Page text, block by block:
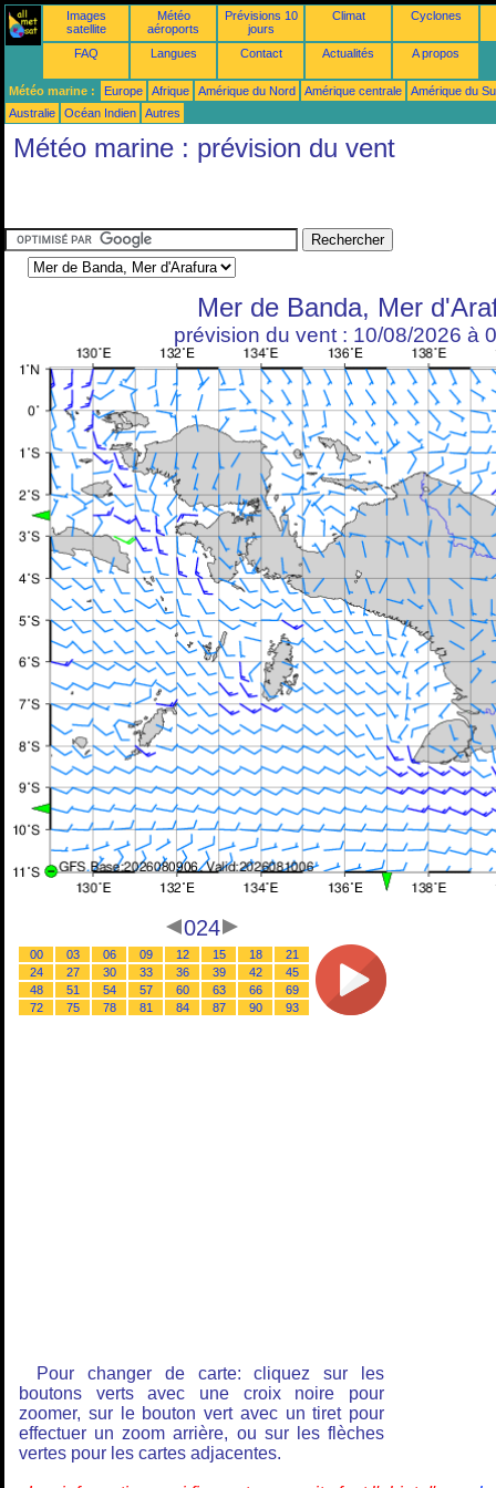
Images
satellite
Météo
aéroports
Prévisions 10
jours
Climat Cyclones
FAQ Langues Contact Actualités A propos
Météo marine : Europe Afrique Amérique du Nord Amérique centrale
Amérique du
Australie
Océan Indien Autres
Météo marine : prévision du vent
Mer de Banda, Mer
prévision du vent : 10/08/2026 à
024
00 03 06 09 12 15 18
21
24
27 30 33 36 39 42
45
48
51 54 57 60 63 66
69
72
75 78 81 84 87 90 93
Pour changer de carte: cliquez sur les
boutons verts avec une croix noire pour
zoomer, sur le bouton vert avec un tiret pour
effectuer un zoom arrière, ou sur les flèches
vertes pour les cartes adjacentes.